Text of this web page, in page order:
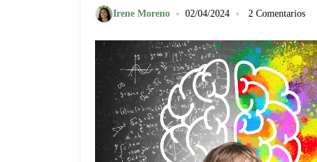
Irene Moreno • 02/04/2024 • 2 Comentarios